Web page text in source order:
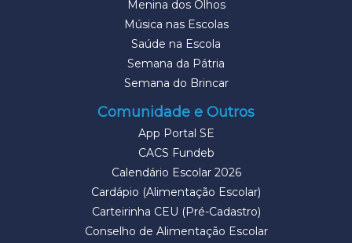
Menina dos Olhos
Música nas Escolas
Saúde na Escola
Semana da Pátria
Semana do Brincar
Comunidade e Outros
App Portal SE
CACS Fundeb
Calendário Escolar 2026
Cardápio (Alimentação Escolar)
Carteirinha CEU (Pré-Cadastro)
Conselho de Alimentação Escolar